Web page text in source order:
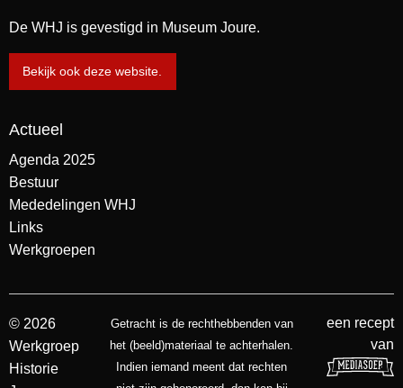
De WHJ is gevestigd in Museum Joure.
Bekijk ook deze website.
Actueel
Agenda 2025
Bestuur
Mededelingen WHJ
Links
Werkgroepen
© 2026
Werkgroep
Historie
Getracht is de rechthebbenden van
het (beeld)materiaal te achterhalen.
Indien iemand meent dat rechten
een recept
van